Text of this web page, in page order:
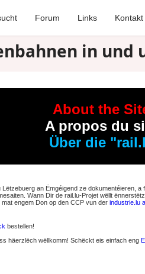
Forum Links Kontakt
in und